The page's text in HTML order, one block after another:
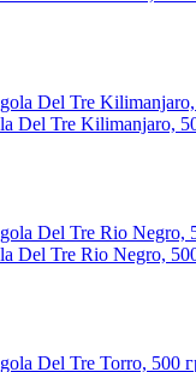
Del Tre Kilimanjaro,
Del Tre Rio Negro,